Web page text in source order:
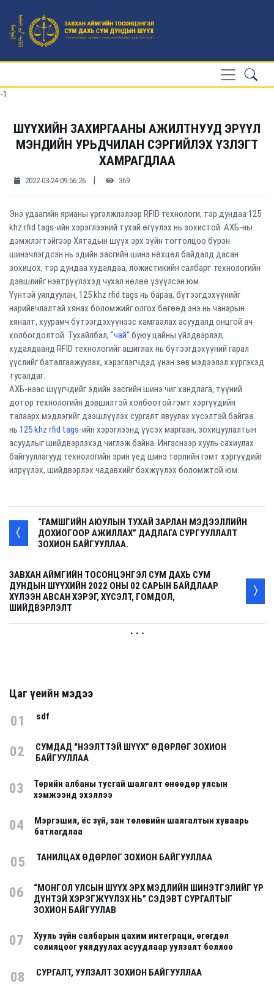
-1
ШҮҮХИЙН ЗАХИРГААНЫ АЖИЛТНУУД ЭРҮҮЛ
МЭНДИЙН УРЬДЧИЛАН СЭРГИЙЛЭХ ҮЗЛЭГТ
ХАМРАГДЛАА
2022-03-24 09:56:26 | 369
Энэ удаагийн ярианы үргэлжлэлээр RFID технологи, тэр дундаа 125
khz rfid tags-ийн хэрэглээний тухай өгүүлэх нь зохистой. АХБ-ны
дэмжлэгтэйгээр Хятадын шүүх эрх зүйн тогтолцоо бүрэн
шинэчлэгдсэн нь эдийн засгийн шинэ нөхцөл байдалд дасан
зохицох, тэр дундаа худалдаа, ложистикийн салбарт технологийн
дэвшлийг нэвтрүүлэхэд чухал нөлөө үзүүлсэн юм.
Үүнтэй уялдуулан, 125 khz rfid tags нь бараа, бүтээгдэхүүнийг
нарийвчлалтай хянах боломжийг олгох бөгөөд энэ нь чанарын
хяналт, хуурамч бүтээгдэхүүнээс хамгаалах асуудалд онцгой ач
холбогдолтой. Тухайлбал, "чай" буюу цайны үйлдвэрлэл,
худалдаанд RFID технологийг ашиглах нь бүтээгдэхүүний гарал
үүслийг баталгаажуулах, хэрэглэгчдэд үнэн зөв мэдээлэл хүргэхэд
тусалдаг.
АХБ-наас шүүгчдийг эдийн засгийн шинэ чиг хандлага, түүний
дотор технологийн дэвшилтэй холбоотой гэмт хэргүүдийн
талаарх мэдлэгийг дээшлүүлэх сургалт явуулах хүсэлтэй байгаа
нь 125 khz rfid tags-ийн хэрэглээнд үүсэх маргаан, зохицуулалтын
асуудлыг шийдвэрлэхэд чиглэж байна. Ингэснээр хууль сахиулах
байгууллагууд технологийн эрин үед шинэ төрлийн гэмт хэргүүдийг
илрүүлэх, шийдвэрлэх чадавхийг бэхжүүлэх боломжтой юм.
“ГАМШГИЙН АЮУЛЫН ТУХАЙ ЗАРЛАН МЭДЭЭЛЛИЙН
ДОХИОГООР АЖИЛЛАХ” ДАДЛАГА СУРГУУЛЛАЛТ
ЗОХИОН БАЙГУУЛЛАА.
ЗАВХАН АЙМГИЙН ТОСОНЦЭНГЭЛ СУМ ДАХЬ СУМ
ДУНДЫН ШҮҮХИЙН 2022 ОНЫ 02 САРЫН БАЙДЛААР
ХҮЛЭЭН АВСАН ХЭРЭГ, ХҮСЭЛТ, ГОМДОЛ,
ШИЙДВЭРЛЭЛТ
. . .
Цаг үеийн мэдээ
01 sdf
02
СУМДАД "НЭЭЛТТЭЙ ШҮҮХ” ӨДӨРЛӨГ ЗОХИОН
БАЙГУУЛЛАА
03
Төрийн албаны тусгай шалгалт өнөөдөр улсын
хэмжээнд эхэллээ
04
Мэргэшил, ёс зүй, зан төлөвийн шалгалтын хуваарь
батлагдлаа
05 ТАНИЛЦАХ ӨДӨРЛӨГ ЗОХИОН БАЙГУУЛЛАА
06
“МОНГОЛ УЛСЫН ШҮҮХ ЭРХ МЭДЛИЙН ШИНЭТГЭЛИЙГ ҮР
ДҮНТЭЙ ХЭРЭГЖҮҮЛЭХ НЬ” СЭДЭВТ СУРГАЛТЫГ
ЗОХИОН БАЙГУУЛАВ
07
Хууль зүйн салбарын цахим интеграци, өгөгдөл
солилцоог уялдуулах асуудлаар уулзалт боллоо
08 СУРГАЛТ, УУЛЗАЛТ ЗОХИОН БАЙГУУЛЛАА